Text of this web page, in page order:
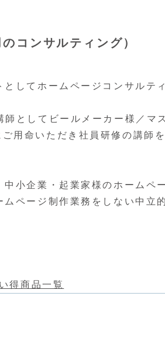
コンサルティング）
してホームページコンサルテ
としてビールメーカー様／マ
用命いただき社員研修の講師
小企業・起業家様のホームペ
ページ制作業務をしない中立
得商品一覧